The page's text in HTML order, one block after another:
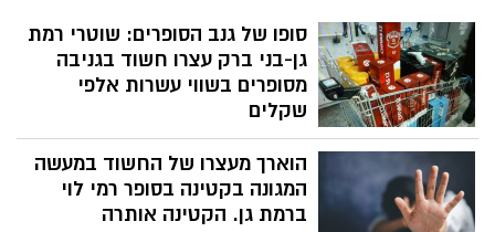
סופו של גנב הסופרים: שוטרי רמת
גן-בני ברק עצרו חשוד בגניבה
מסופרים בשווי עשרות אלפי
שקלים
חשוד שמלט מכניסות סופרמרקטים עם עגלות
מלאות נעצר על ידי משטרת בני ברק–רמת גן.
גנב מוצרים בשווי כולל של 95,510 ש״ח
משבעה סופרמרקטים במרכז
הוארך מעצרו של החשוד במעשה
המגונה בקטינה בסופר רמי לוי
ברמת גן. הקטינה אותרה